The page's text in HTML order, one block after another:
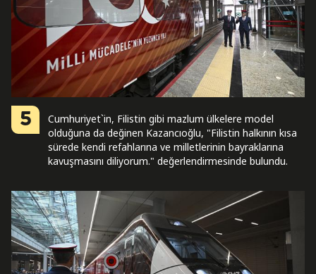
5
Cumhuriyet`in, Filistin gibi mazlum ülkelere model
olduğuna da değinen Kazancıoğlu, "Filistin halkının kısa
sürede kendi refahlarına ve milletlerinin bayraklarına
kavuşmasını diliyorum." değerlendirmesinde bulundu.